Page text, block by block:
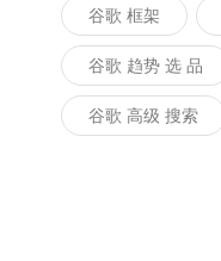
谷歌 框架
谷歌 趋势 选 品
谷歌 高级 搜索